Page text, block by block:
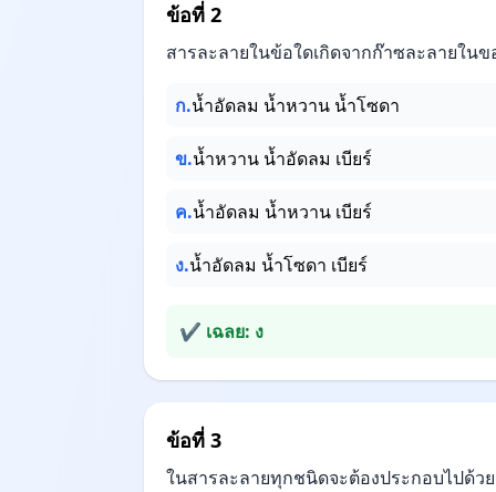
ข้อที่ 2
สารละลายในข้อใดเกิดจากก๊าซละลายในข
ก.น้ำอัดลม น้ำหวาน น้ำโซดา
ข.น้ำหวาน น้ำอัดลม เบียร์
ค.น้ำอัดลม น้ำหวาน เบียร์
ง.น้ำอัดลม น้ำโซดา เบียร์
✔ เฉลย: ง
ข้อที่ 3
ในสารละลายทุกชนิดจะต้องประกอบไปด้วย